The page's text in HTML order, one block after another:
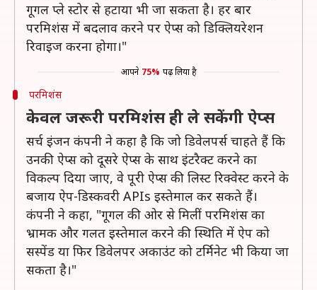
गूगल प्ले स्टोर से हटाया भी जा सकता है। हर बार
परमिशंस में बदलाव करने पर ऐप्स को डिक्लियरेशन
रिवाइज करना होगा।"
आपने 75% पढ़ लिया है
परमिशंस
केवल जरूरी परमिशंस ही ले सकेंगी ऐप्स
सर्च इंजन कंपनी ने कहा है कि जो डिवेलपर्स चाहते हैं कि
उनकी ऐप्स को दूसरे ऐप्स के साथ इंटरैक्ट करने का
विकल्प दिया जाए, वे पूरी ऐप्स की लिस्ट रिक्वेस्ट करने के
बजाय ऐप-डिस्कवरी APIs इस्तेमाल कर सकते हैं।
कंपनी ने कहा, "गूगल की ओर से मिलीं परमिशंस का
भ्रामक और गलत इस्तेमाल करने की स्थिति में ऐप को
सस्पेंड या फिर डिवेलपर अकाउंट को टर्मिनेट भी किया जा
सकता है।"